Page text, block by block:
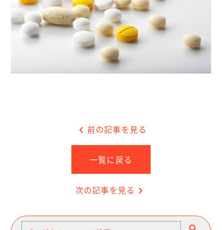
chevron_left 前の記事を見る
一覧に戻る
次の記事を見る chevron_right